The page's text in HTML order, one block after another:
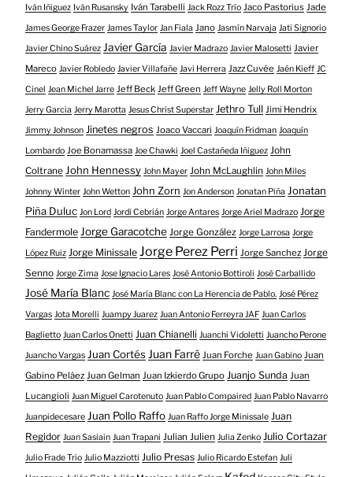
Iván Iñiguez Iván Rusansky Iván Tarabelli Jack Rozz Trío Jaco Pastorius Jade
James George Frazer James Taylor Jan Fiala Jano Jasmín Narvaja Jati Signorio
Javier Chino Suárez Javier García Javier Madrazo Javier Malosetti Javier
Mareco Javier Robledo Javier Villafañe Javi Herrera Jazz Cuvée Jaén Kieff JC
Cinel Jean Michel Jarre Jeff Beck Jeff Green Jeff Wayne Jelly Roll Morton
Jerry Garcia Jerry Marotta Jesus Christ Superstar Jethro Tull Jimi Hendrix
Jimmy Johnson Jinetes negros Joaco Vaccari Joaquín Fridman Joaquín
Lombardo Joe Bonamassa Joe Chawki Joel Castañeda Iñiguez John
Coltrane John Hennessy John Mayer John McLaughlin John Miles
Johnny Winter John Wetton John Zorn Jon Anderson Jonatan Piña Jonatan
Piña Duluc Jon Lord Jordi Cebrián Jorge Antares Jorge Ariel Madrazo Jorge
Fandermole Jorge Garacotche Jorge González Jorge Larrosa Jorge
López Ruiz Jorge Minissale Jorge Perez Perri Jorge Sanchez Jorge
Senno Jorge Zima Jose Ignacio Lares José Antonio Bottiroli José Carballido
José María Blanc José María Blanc con La Herencia de Pablo. José Pérez
Vargas Jota Morelli Juampy Juarez Juan Antonio Ferreyra JAF Juan Carlos
Baglietto Juan Carlos Onetti Juan Chianelli Juanchi Vidoletti Juancho Perone
Juancho Vargas Juan Cortés Juan Farré Juan Forche Juan Gabino Juan
Gabino Peláez Juan Gelman Juan Izkierdo Grupo Juanjo Sunda Juan
Lucangioli Juan Miguel Carotenuto Juan Pablo Compaired Juan Pablo Navarro
Juanpidecesare Juan Pollo Raffo Juan Raffo Jorge Minissale Juan
Regidor Juan Sasiain Juan Trapani Julian Julien Julia Zenko Julio Cortazar
Julio Frade Trio Julio Mazziotti Julio Presas Julio Ricardo Estefan Juli